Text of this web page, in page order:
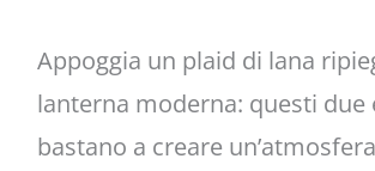
Appoggia un plaid di lana
lanterna moderna: questi due
bastano a creare un’atmosfera